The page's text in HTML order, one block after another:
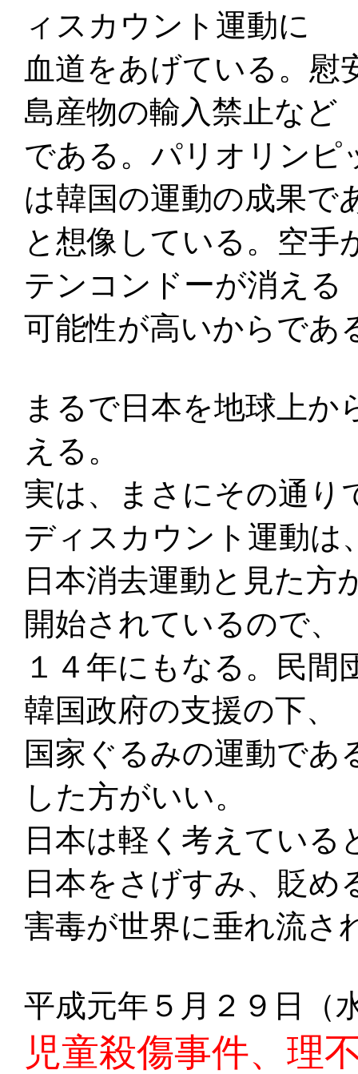
ィスカウント運動に
血道をあげている。慰
島産物の輸入禁止など
である。パリオリンピ
は韓国の運動の成果で
と想像している。空手
テンコンドーが消える
可能性が高いからであ
まるで日本を地球上か
える。
実は、まさにその通り
ディスカウント運動は
日本消去運動と見た方
開始されているので、
１４年にもなる。民間
韓国政府の支援の下、
国家ぐるみの運動であ
した方がいい。
日本は軽く考えてい
日本をさげすみ、貶め
害毒が世界に垂れ流さ
平成元年５月２９日（
児童殺傷事件、理